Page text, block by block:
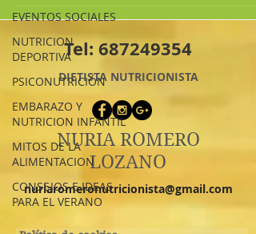
EVENTOS SOCIALES
NUTRICION
DEPORTIVA
PSICONUTRICIÓN
EMBARAZO Y
NUTRICION INFANTIL
MITOS DE LA
ALIMENTACION
CONSEJOS E IDEAS
PARA EL VERANO
Tel: 687249354
DIETISTA NUTRICIONISTA
NURIA ROMERO
LOZANO
nuriaromeronutricionista@gmail.com